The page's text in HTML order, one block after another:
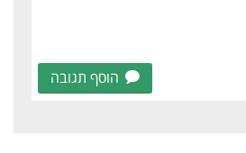
הוסף תגובה